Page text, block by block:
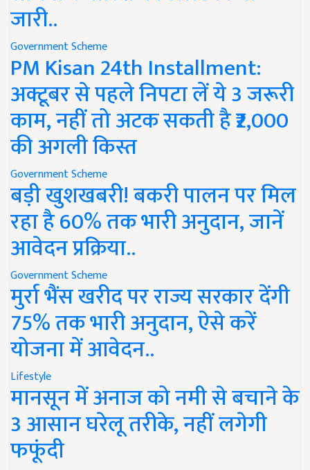
जारी..
Government Scheme
PM Kisan 24th Installment:
अक्टूबर से पहले निपटा लें ये 3 जरूरी
काम, नहीं तो अटक सकती है ₹2,000
की अगली किस्त
Government Scheme
बड़ी खुशखबरी! बकरी पालन पर मिल
रहा है 60% तक भारी अनुदान, जानें
आवेदन प्रक्रिया..
Government Scheme
मुर्रा भैंस खरीद पर राज्य सरकार देंगी
75% तक भारी अनुदान, ऐसे करें
योजना में आवेदन..
Lifestyle
मानसून में अनाज को नमी से बचाने के
3 आसान घरेलू तरीके, नहीं लगेगी
फफूंदी